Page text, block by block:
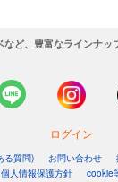
ど、豊富なラインナッ
ログイン
る質問) お問い合わせ
個人情報保護方針 cookie